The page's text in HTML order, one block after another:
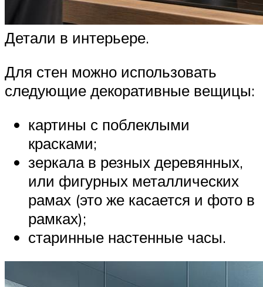
Детали в интерьере.
Для стен можно использовать
следующие декоративные вещицы:
картины с поблеклыми
красками;
зеркала в резных деревянных,
или фигурных металлических
рамах (это же касается и фото в
рамках);
старинные настенные часы.